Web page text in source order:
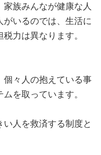
族みんなが健康な人
がいるのでは、生活に
力は異なります。
個々人の抱えている事
を取っています。
人を救済する制度と